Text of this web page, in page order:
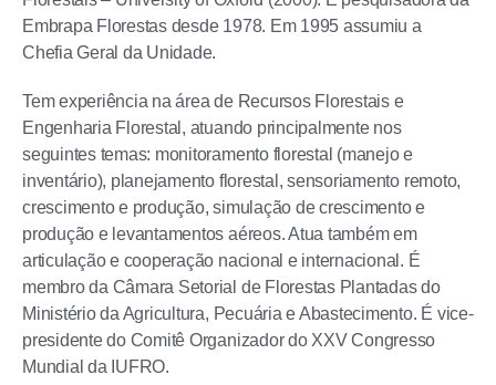
Embrapa Florestas desde 1978. Em 1995 assumiu a
Chefia Geral da Unidade.
Tem experiência na área de Recursos Florestais e
Engenharia Florestal, atuando principalmente nos
seguintes temas: monitoramento florestal (manejo e
inventário), planejamento florestal, sensoriamento remoto,
crescimento e produção, simulação de crescimento e
produção e levantamentos aéreos. Atua também em
articulação e cooperação nacional e internacional. É
membro da Câmara Setorial de Florestas Plantadas do
Ministério da Agricultura, Pecuária e Abastecimento. É vice-
presidente do Comitê Organizador do XXV Congresso
Mundial da IUFRO.